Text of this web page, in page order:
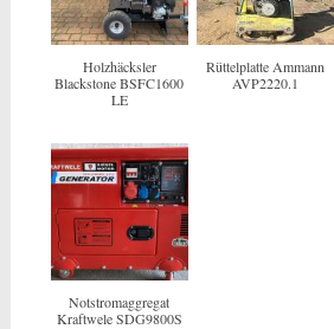
Holzhäcksler
Blackstone BSFC1600
LE
Rüttelplatte Ammann
AVP2220.1
Notstromaggregat
Kraftwele SDG9800S